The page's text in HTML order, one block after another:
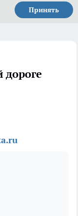
Принять